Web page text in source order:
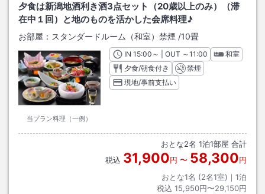
夕食は新潟地酒利き酒3点セット（20歳以上のみ）（滞
在中１回）と地のものを活かした会席料理♪
お部屋： スタンダードルーム（和室）禁煙 /10畳
当プラン料理（一例）
INチェックイン
15:00 ～ | OUT チェックアウト
～11:00
和室
夕食/朝食付き
禁煙
現地/事前支払い
おとな2名 1泊1部屋 合計
税込 31,900円 〜 58,300円
おとな1名 (2名1室)｜ 1泊
税込 15,950円〜29,150円